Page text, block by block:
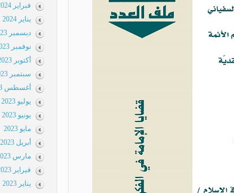
فبراير 2024
يناير 2024
ديسمبر 2023
نوفمبر 2023
أكتوبر 2023
سبتمبر 2023
أغسطس 2023
يوليو 2023
يونيو 2023
مايو 2023
أبريل 2023
مارس 2023
فبراير 2023
يناير 2023